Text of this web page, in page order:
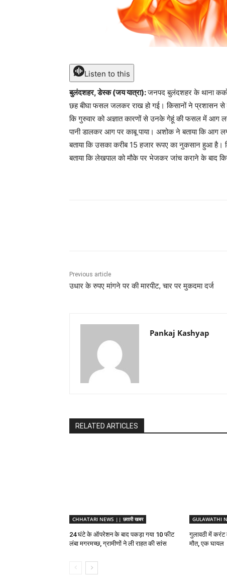
Listen to this
बुलंदशहर, डेस्क (जय यात्रा):जनपद बुलंदशहर के थाना
छह बीघा फसल जलकर राख हो गई। किसानों ने प्रशासन
कि गुरुवार को अज्ञात कारणों से उनके गेहूं की फसल में आग
पानी डालकर आग पर काबू पाया। अशोक ने बताया कि
बताया कि उसका करीब 15 हजार रूपए का नुकसान हुआ
बताया कि लेखपाल को मौके पर भेजकर जांच कराने के बाद
Previous article
उधार के रुपए मांगने पर की मारपीट, चार पर मुकदमा दर्ज
Pankaj Kashyap
RELATED ARTICLES
CHHATARI NEWS || छतारी खबर
24 घंटे के ऑपरेशन के बाद पकड़ा गया 10 फीट
लंबा मगरमच्छ, ग्रामीणों ने ली राहत की सांस
GULAWATHI
गुलावठी में
मौत, एक घायल